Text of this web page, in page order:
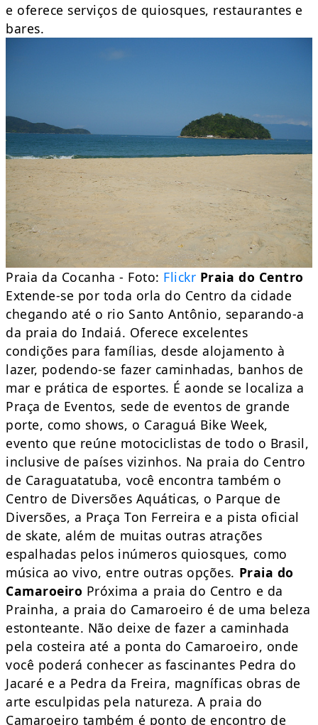
e oferece serviços de quiosques, restaurantes e
bares.
Praia da Cocanha - Foto: Flickr Praia do Centro
Extende-se por toda orla do Centro da cidade
chegando até o rio Santo Antônio, separando-a
da praia do Indaiá. Oferece excelentes
condições para famílias, desde alojamento à
lazer, podendo-se fazer caminhadas, banhos de
mar e prática de esportes. É aonde se localiza a
Praça de Eventos, sede de eventos de grande
porte, como shows, o Caraguá Bike Week,
evento que reúne motociclistas de todo o Brasil,
inclusive de países vizinhos. Na praia do Centro
de Caraguatatuba, você encontra também o
Centro de Diversões Aquáticas, o Parque de
Diversões, a Praça Ton Ferreira e a pista oficial
de skate, além de muitas outras atrações
espalhadas pelos inúmeros quiosques, como
música ao vivo, entre outras opções. Praia do
Camaroeiro Próxima a praia do Centro e da
Prainha, a praia do Camaroeiro é de uma beleza
estonteante. Não deixe de fazer a caminhada
pela costeira até a ponta do Camaroeiro, onde
você poderá conhecer as fascinantes Pedra do
Jacaré e a Pedra da Freira, magníficas obras de
arte esculpidas pela natureza. A praia do
Camaroeiro também é ponto de encontro de